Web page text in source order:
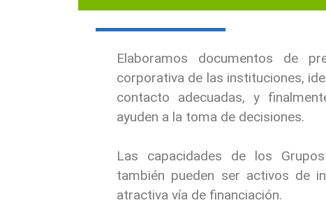
Elaboramos documentos de
corporativa de las instituciones,
contacto adecuadas, y
ayuden a la toma de decisiones.
Las capacidades de los
también pueden ser activos de
atractiva vía de financiación.